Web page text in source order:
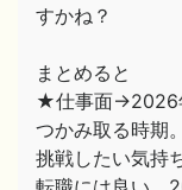
すかね？
まとめると
★仕事面→2026
つかみ取る時期。
挑戦したい気持